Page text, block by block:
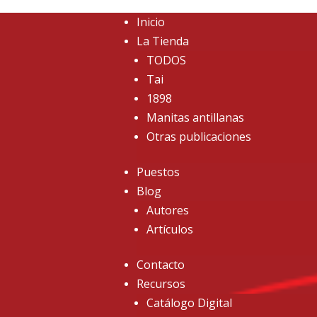
Inicio
La Tienda
TODOS
Tai
1898
Manitas antillanas
Otras publicaciones
Puestos
Blog
Autores
Artículos
Contacto
Recursos
Catálogo Digital